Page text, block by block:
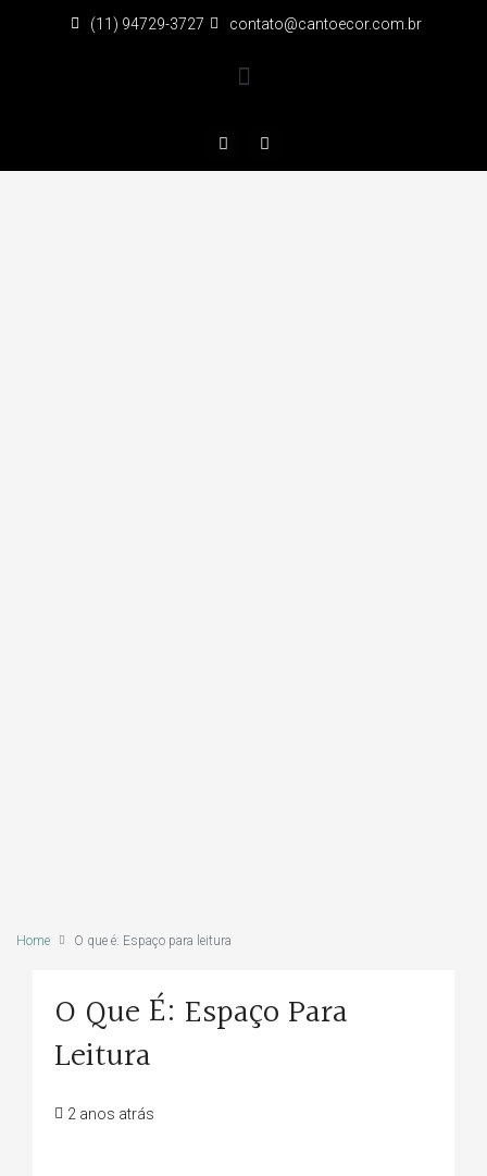
(11) 94729-3727 contato@cantoecor.com.br
Home O que é: Espaço para leitura
O Que É: Espaço Para
Leitura
2 anos atrás